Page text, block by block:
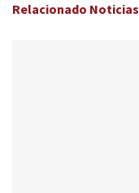
Relacionado Noticias